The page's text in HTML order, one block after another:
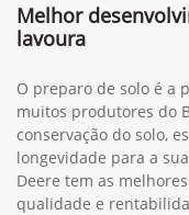
Melhor
lavoura
O preparo de solo é a
muitos produtores do
conservação do solo,
longevidade para a
Deere tem as
qualidade e